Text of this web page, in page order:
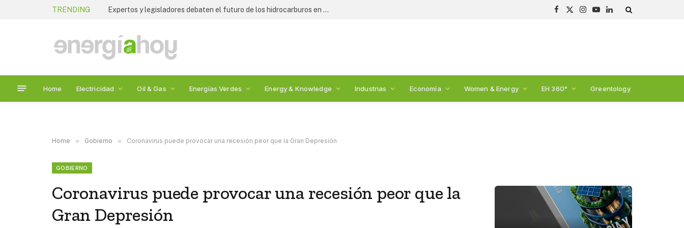
TRENDING Expertos y legisladores debaten el futuro de los hidrocarburos en México: 2nda Cumbre de Energía
Facebook
X
Instagram
YouTubeLinkedIn
Home Electricidad Oil & Gas Energías Verdes Energy & Knowledge Industrias Economía Women & Energy EH 360° Greentology
Home » Gobierno » Coronavirus puede provocar una recesión peor que la Gran Depresión
GOBIERNO
Coronavirus puede provocar una recesión peor que la
Gran Depresión